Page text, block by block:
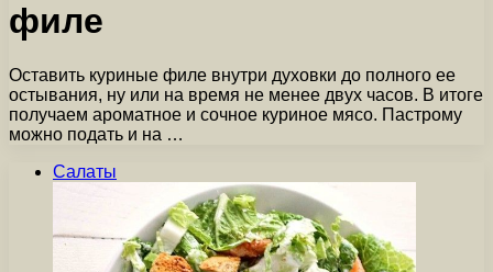
филе
Оставить куриные филе внутри духовки до полного ее
остывания, ну или на время не менее двух часов. В итоге
получаем ароматное и сочное куриное мясо. Пастрому
можно подать и на …
Салаты